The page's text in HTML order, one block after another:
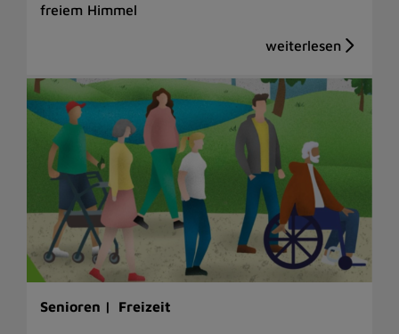
freiem Himmel
Senioren | Freizeit